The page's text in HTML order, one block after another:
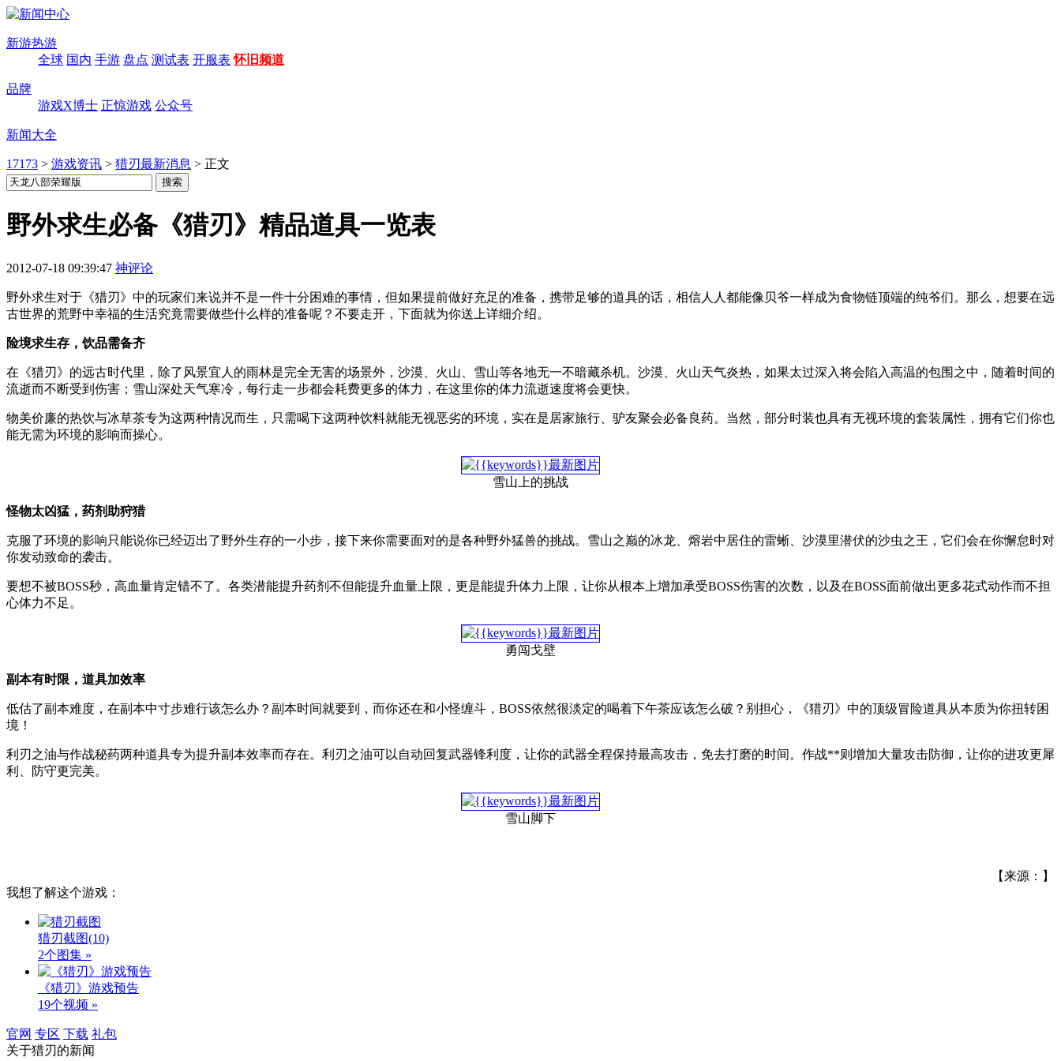
新游热游
全球 国内 手游 盘点 测试表 开服表 怀旧频道
品牌
游戏X博士 正惊游戏 公众号
新闻大全
17173 > 游戏资讯 > 猎刃最新消息 > 正文
野外求生必备《猎刃》精品道具一览表
2012-07-18 09:39:47 神评论
野外求生对于《猎刃》中的玩家们来说并不是一件十分困难的事情，但如果提前做好充足的准备，携带足够的道具的话，相信人人都能像贝爷一样成为食物链顶端的纯爷们。那么，想要在远
古世界的荒野中幸福的生活究竟需要做些什么样的准备呢？不要走开，下面就为你送上详细介绍。
险境求生存，饮品需备齐
在《猎刃》的远古时代里，除了风景宜人的雨林是完全无害的场景外，沙漠、火山、雪山等各地无一不暗藏杀机。沙漠、火山天气炎热，如果太过深入将会陷入高温的包围之中，随着时间的
流逝而不断受到伤害；雪山深处天气寒冷，每行走一步都会耗费更多的体力，在这里你的体力流逝速度将会更快。
物美价廉的热饮与冰草茶专为这两种情况而生，只需喝下这两种饮料就能无视恶劣的环境，实在是居家旅行、驴友聚会必备良药。当然，部分时装也具有无视环境的套装属性，拥有它们你也
能无需为环境的影响而操心。
雪山上的挑战
怪物太凶猛，药剂助狩猎
克服了环境的影响只能说你已经迈出了野外生存的一小步，接下来你需要面对的是各种野外猛兽的挑战。雪山之巅的冰龙、熔岩中居住的雷蜥、沙漠里潜伏的沙虫之王，它们会在你懈怠时对
你发动致命的袭击。
要想不被BOSS秒，高血量肯定错不了。各类潜能提升药剂不但能提升血量上限，更是能提升体力上限，让你从根本上增加承受BOSS伤害的次数，以及在BOSS面前做出更多花式动作而不担
心体力不足。
勇闯戈壁
副本有时限，道具加效率
低估了副本难度，在副本中寸步难行该怎么办？副本时间就要到，而你还在和小怪缠斗，BOSS依然很淡定的喝着下午茶应该怎么破？别担心，《猎刃》中的顶级冒险道具从本质为你扭转困
境！
利刃之油与作战秘药两种道具专为提升副本效率而存在。利刃之油可以自动回复武器锋利度，让你的武器全程保持最高攻击，免去打磨的时间。作战**则增加大量攻击防御，让你的进攻更犀
利、防守更完美。
雪山脚下
【来源：】
我想了解这个游戏：
猎刃截图(10)
2个图集 »
《猎刃》游戏预告
19个视频 »
官网 专区 下载 礼包
关于猎刃 的新闻